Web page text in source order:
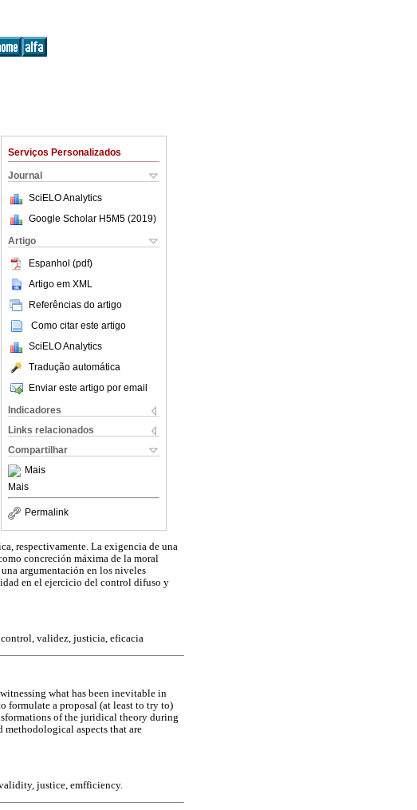
Serviços Personalizados
Journal
SciELO Analytics
Google Scholar H5M5 (2019)
Artigo
Espanhol (pdf)
Artigo em XML
Referências do artigo
Como citar este artigo
SciELO Analytics
Tradução automática
Enviar este artigo por email
Indicadores
Links relacionados
Compartilhar
Mais
Mais
Permalink
respectivamente. La exigencia de una
concreción máxima de la moral
argumentación en los niveles
en el ejercicio del control difuso y
validez, justicia, eficacia
what has been inevitable in
formulate a proposal (at least to try to)
of the juridical theory during
methodological aspects that are
justice, emfficiency.